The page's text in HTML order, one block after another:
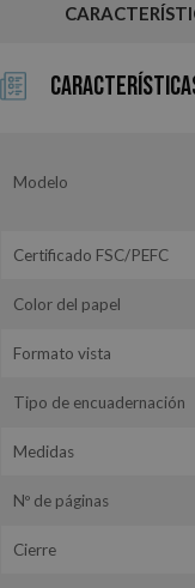
Modelo
Certificado FSC/PEFC
Color del papel
Formato vista
Tipo de encuadernación
Medidas
Nº de páginas
Cierre